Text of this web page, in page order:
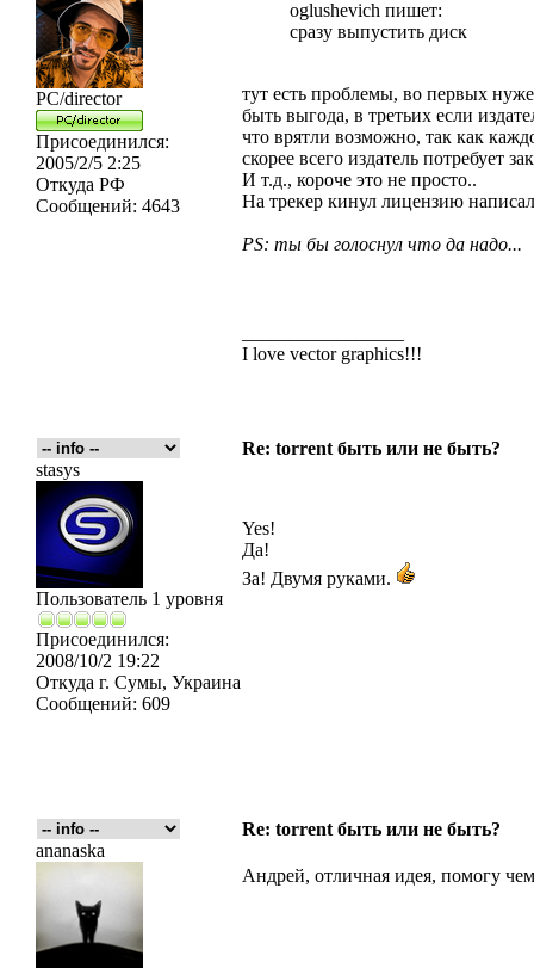
PC/director
Присоединился:
2005/2/5 2:25
Откуда РФ
Сообщений: 4643
oglushevich пишет:
сразу выпустить диск
тут есть проблемы, во первых
быть выгода, в третьих если
что врятли возможно, так как
скорее всего издатель потребует
И т.д., короче это не просто..
На трекер кинул лицензию
PS: ты бы голоснул что да надо...
I love vector graphics!!!
Re: torrent быть или не быть?
stasys
Пользователь 1 уровня
Присоединился:
2008/10/2 19:22
Откуда г. Сумы, Украина
Сообщений: 609
Yes!
Да!
За! Двумя руками.
Re: torrent быть или не быть?
ananaska
Андрей, отличная идея, помогу